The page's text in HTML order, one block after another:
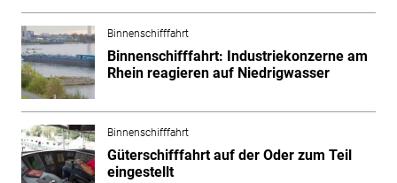
Binnenschifffahrt
Binnenschifffahrt: Industriekonzerne am
Rhein reagieren auf Niedrigwasser
Binnenschifffahrt
Güterschifffahrt auf der Oder zum Teil
eingestellt